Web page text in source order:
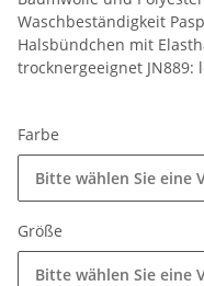
Waschbeständigkeit
Halsbündchen mit
trocknergeeignet
Farbe
Bitte wählen Sie eine
Größe
Bitte wählen Sie eine